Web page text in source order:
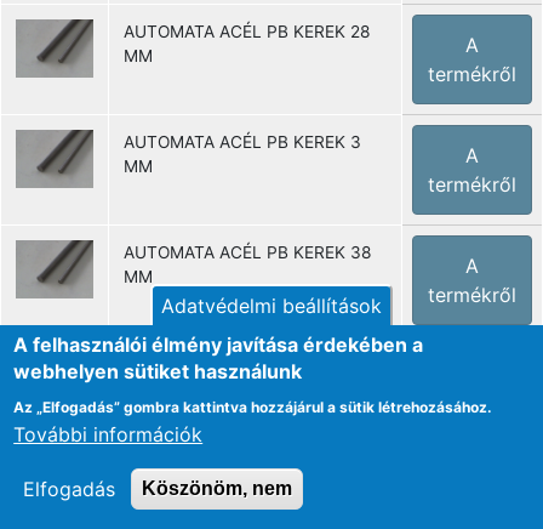
AUTOMATA ACÉL PB KEREK 28
MM
A
termékről
AUTOMATA ACÉL PB KEREK 3
MM
A
termékről
AUTOMATA ACÉL PB KEREK 38
MM
A
termékről
AUTOMATA ACÉL PB KEREK 4
termékről
AUTOMATA ACÉL PB KEREK 40
MM
Adatvédelmi beállítások
A felhasználói élmény javítása érdekében a
webhelyen sütiket használunk
Az „Elfogadás” gombra kattintva hozzájárul a sütik létrehozásához.
További információk
Elfogadás Köszönöm, nem